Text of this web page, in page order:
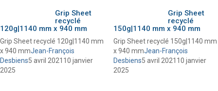
Grip Sheet
recyclé
120g|1140 mm x 940 mm
Grip Sheet recyclé 120g|1140 mm
x 940 mmJean-François
Desbiens5 avril 2021 10 janvier
2025
Grip Sheet
recyclé
150g|1140 mm x 940 mm
Grip Sheet recyclé 150g|1140 mm
x 940 mmJean-François
Desbiens5 avril 2021 10 janvier
2025